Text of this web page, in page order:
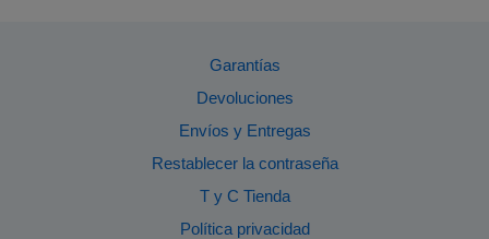
Garantías
Devoluciones
Envíos y Entregas
Restablecer la contraseña
T y C Tienda
Política privacidad